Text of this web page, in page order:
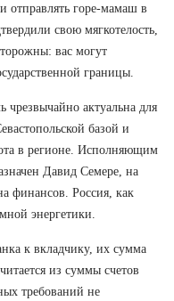
отправлять горе-мамаш в
свою мягкотелость,
вас могут
границы.
чрезвычайно актуальна для
базой и
в регионе. Исполняющим
Давид Семере, на
финансов. Россия, как
энергетики.
к вкладчику, их сумма
из суммы счетов
требований не